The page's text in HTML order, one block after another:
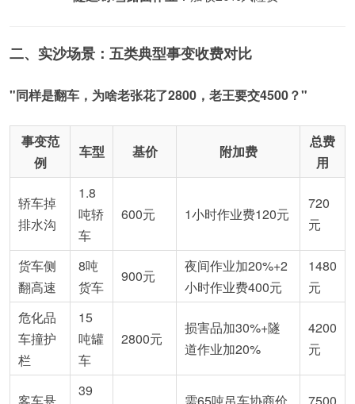
二、实沙场景：五类典型事变收费对比
"同样是翻车，为啥老张花了2800，老王要交4500？"
事变范
例
车型 基价 附加费
总费
用
轿车掉
排水沟
1.8
吨轿
车
600元 1小时作业费120元
720
元
货车侧
翻高速
8吨
货车
900元
夜间作业加20%+2
小时作业费400元
1480
元
危化品
车撞护
栏
15
吨罐
车
2800元
损害品加30%+隧
道作业加20%
4200
元
39